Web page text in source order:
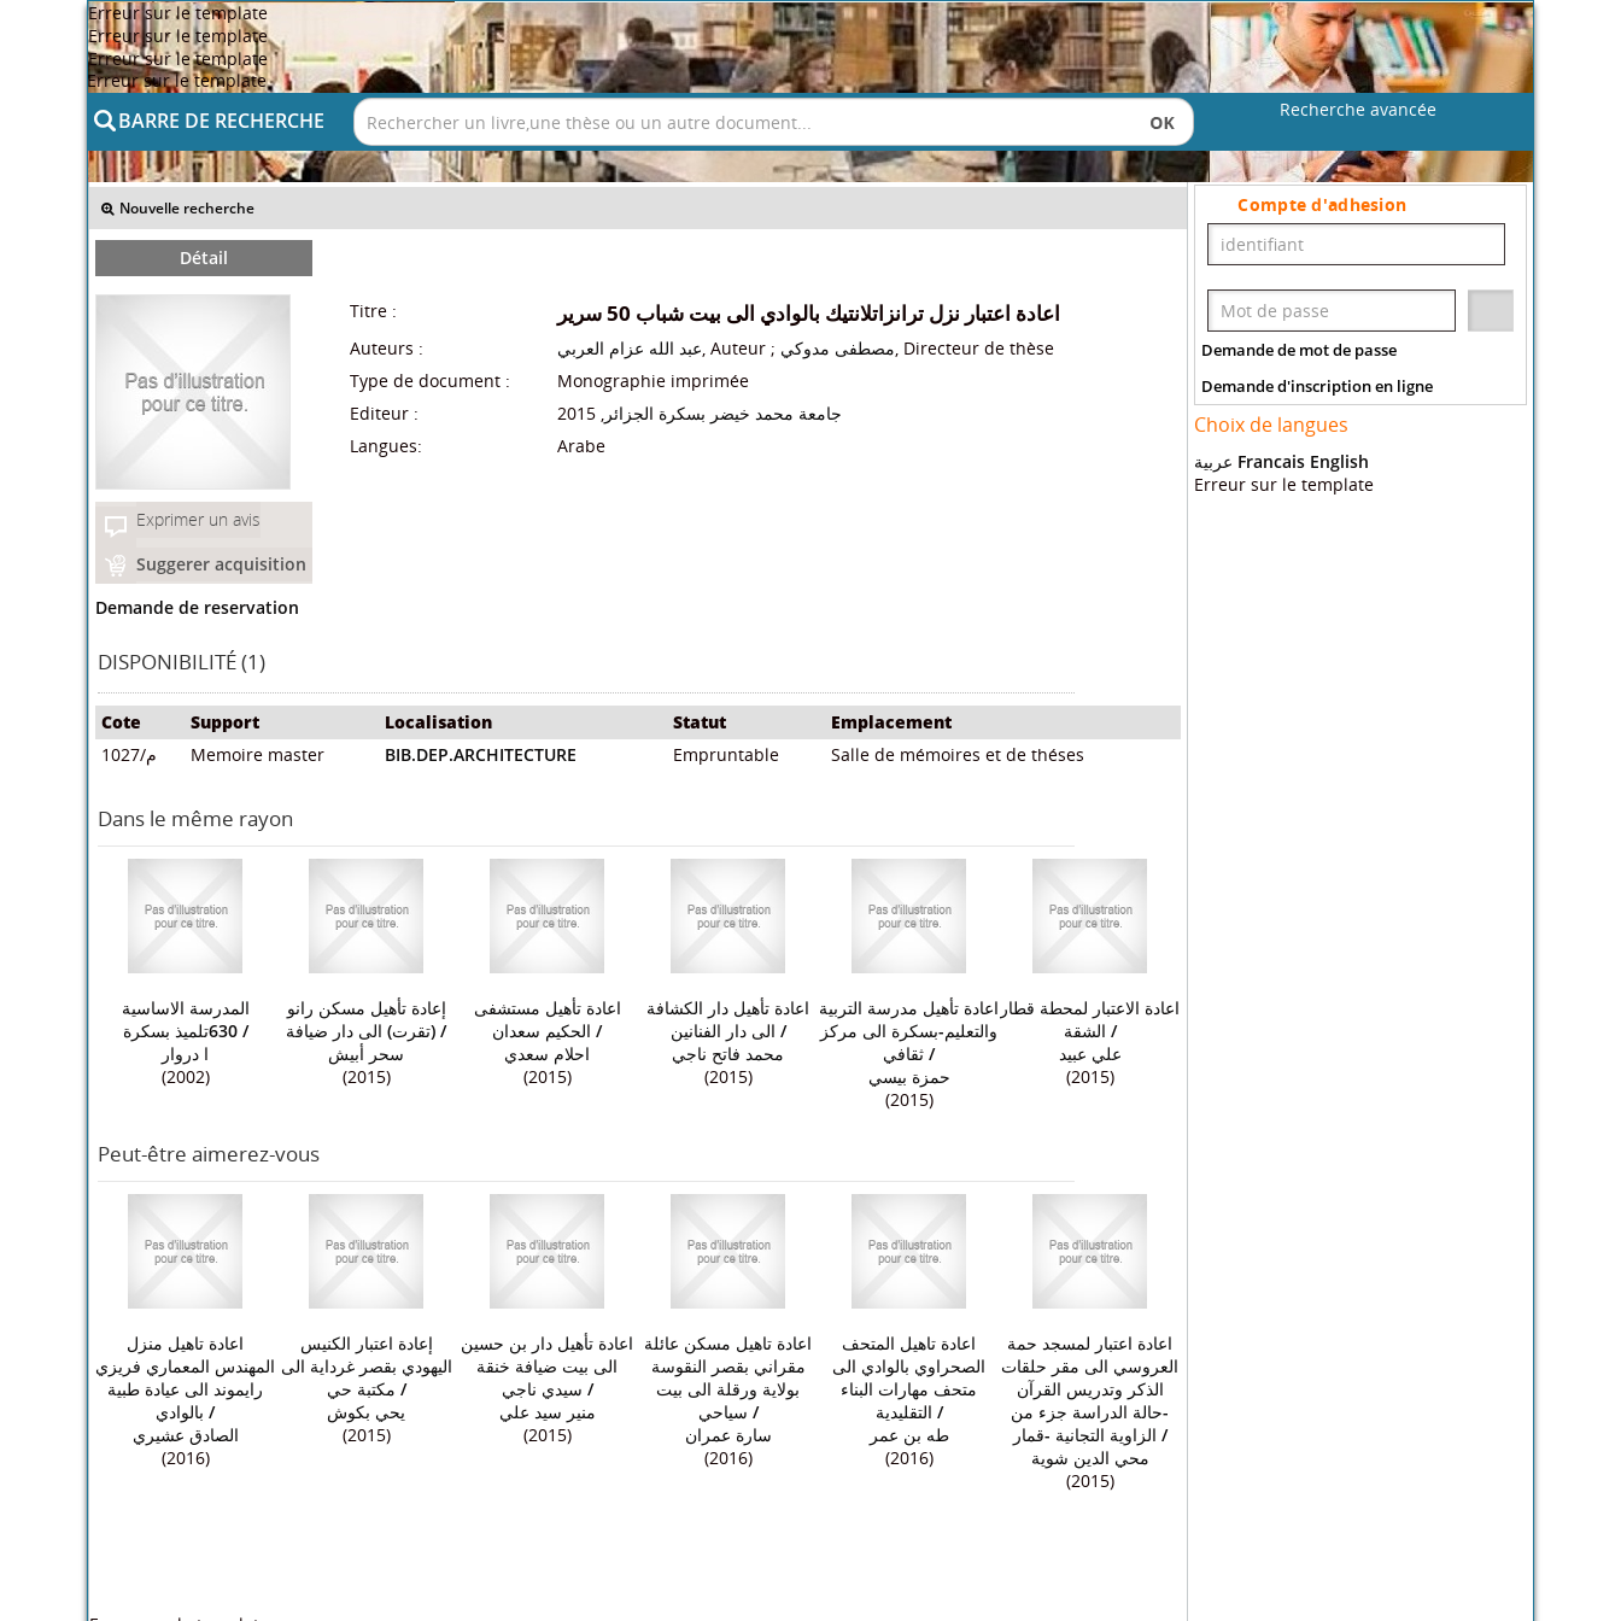
Erreur sur le template
Erreur sur le template
Erreur sur le template
Erreur sur le template
BARRE DE RECHERCHE Recherche avancée
>> Retour
Nouvelle recherche
Détail
Exprimer un avis
Suggerer acquisition
Titre : اعادة اعتبار نزل ترانزاتلانتيك بالوادي الى بيت شباب 50 سرير
Auteurs : عبد الله عزام العربي, Auteur ; مصطفى مدوكي, Directeur de thèse
Type de document :
Monographie imprimée
Editeur :
جامعة محمد خيضر بسكرة الجزائر, 2015
Langues:
Arabe
Demande de reservation
DISPONIBILITÉ (1)
Cote Support Localisation Statut
Emplacement
م/1027
Memoire master BIB.DEP.ARCHITECTURE Empruntable Salle de mémoires et de théses
Dans le même rayon
المدرسة الاساسية
630تلميذ بسكرة/
ا دروار
(2002)
إعادة تأهيل مسكن رانو
(تقرت) الى دار ضيافة /
سحر أبيش
(2015)
اعادة تأهيل مستشفى
الحكيم سعدان /
احلام سعدي
(2015)
اعادة تأهيل دار الكشافة
الى دار الفنانين /
محمد فاتح ناجي
(2015)
اعادة تأهيل مدرسة التربية
والتعليم-بسكرة الى مركز
ثقافي /
حمزة بيسي
(2015)
اعادة الاعتبار لمحطة قطار
الشقة /
علي عبيد
(2015)
Peut-être aimerez-vous
اعادة تاهيل منزل
المهندس المعماري فريزي
رايموند الى عيادة طبية
بالوادي /
الصادق عشيري
(2016)
إعادة اعتبار الكنيس
اليهودي بقصر غرداية الى
مكتبة حي /
يحي بكوش
(2015)
اعادة تأهيل دار بن حسين
الى بيت ضيافة خنقة
سيدي ناجي /
منير سيد علي
(2015)
اعادة تاهيل مسكن عائلة
مقراني بقصر النقوسة
بولاية ورقلة الى بيت
سياحي /
سارة عمران
(2016)
اعادة تاهيل المتحف
الصحراوي بالوادي الى
متحف مهارات البناء
التقليدية /
طه بن عمر
(2016)
اعادة اعتبار لمسجد حمة
العروسي الى مقر حلقات
الذكر وتدريس القرآن
-حالة الدراسة جزء من
الزاوية التجانية -قمار /
محي الدين شوية
(2015)
Compte d'adhesion
Demande de mot de passe
Demande d'inscription en ligne
Choix de langues
عربية Francais English
Erreur sur le template